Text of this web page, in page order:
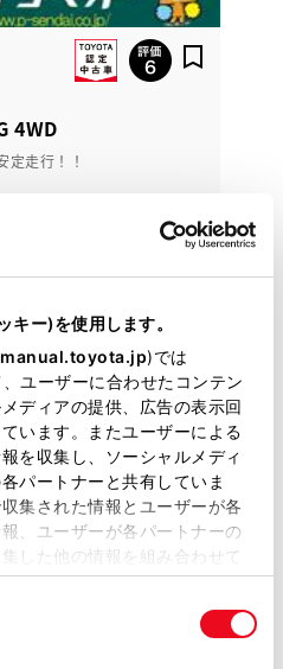
ー)を使用します。
manual.toyota.jp)では
ユーザーに合わせたコンテン
ディアの提供、広告の表示回
います。またユーザーによる
を収集し、ソーシャルメディ
パートナーと共有していま
集された情報とユーザーが各
、ユーザーが各パートナーの
した他の情報を組み合わせて
ェブサイトの使用を続行する
4WD
定走行！！
々43,300円
走行 2,000km
車検 2028年 9月
保証 ロングラン保証付
イパス店